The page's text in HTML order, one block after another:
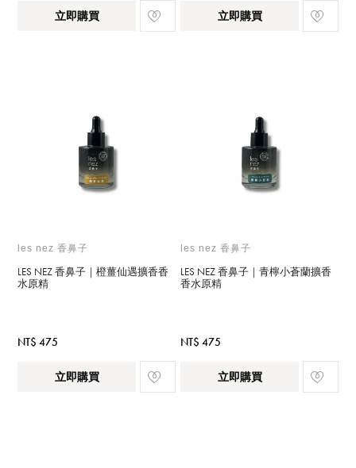
立即購買 立即購買
les nez 香鼻子
LES NEZ 香鼻子｜橙薑仙遇擴香香
水原精
NT$ 475
立即購買
les nez 香鼻子
LES NEZ 香鼻子｜青檸小蒼蘭擴香
香水原精
NT$ 475
立即購買